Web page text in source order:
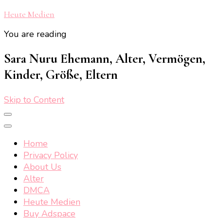
Heute Medien
You are reading
Sara Nuru Ehemann, Alter, Vermögen,
Kinder, Größe, Eltern
Skip to Content
Home
Privacy Policy
About Us
Alter
DMCA
Heute Medien
Buy Adspace